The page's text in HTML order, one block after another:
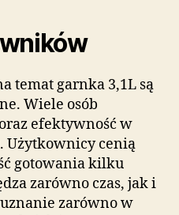
temat garnka 3,1L są
Wiele osób
efektywność w
Użytkownicy cenią
gotowania kilku
zarówno czas, jak i
zarówno w